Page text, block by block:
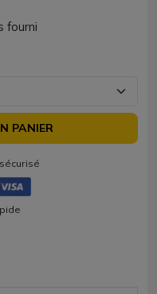
fourni
PANIER